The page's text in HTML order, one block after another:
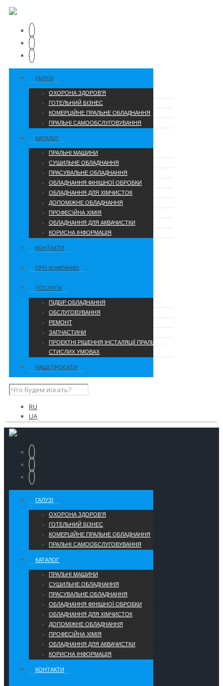
ГАЛУЗІ
ОХОРОНА ЗДОРОВ’Я
ГОТЕЛЬНИЙ БІЗНЕС
КОМЕРЦІЙНЕ ПРАЛЬНЕ ОБЛАДНАННЯ
ПРАЛЬНІ САМООБСЛУГОВУВАННЯ
КАТАЛОГ
ПРАЛЬНІ МАШИНИ
СУШИЛЬНЕ ОБЛАДНАННЯ
ПРАСУВАЛЬНЕ ОБЛАДНАННЯ
ОБЛАДНАННЯ ФІНІШНОЇ ОБРОБКИ
ОБЛАДНАННЯ ДЛЯ ХІМЧИСТОК
ДОПОМІЖНЕ ОБЛАДНАННЯ
ПРОФЕСІЙНА ХІМІЯ
ОБЛАДНАННЯ ДЛЯ АКВАЧИСТКИ
КОРИСНА ІНФОРМАЦІЯ
КОНТАКТИ
ПРО КОМПАНІЮ
ПОСЛУГИ
ПІДБІР ОБЛАДНАННЯ
ОБСЛУГОВУВАННЯ
РЕМОНТ
ЗАПЧАСТИНИ
ПРОЕКТНІ РІШЕННЯ ІНСТАЛЯЦІЇ ПРАЛЬНІ В
СТИСЛИХ УМОВАХ
НАШІ ПРОЄКТИ
RU
UA
ГАЛУЗІ
ОХОРОНА ЗДОРОВ’Я
ГОТЕЛЬНИЙ БІЗНЕС
КОМЕРЦІЙНЕ ПРАЛЬНЕ ОБЛАДНАННЯ
ПРАЛЬНІ САМООБСЛУГОВУВАННЯ
КАТАЛОГ
ПРАЛЬНІ МАШИНИ
СУШИЛЬНЕ ОБЛАДНАННЯ
ПРАСУВАЛЬНЕ ОБЛАДНАННЯ
ОБЛАДНАННЯ ФІНІШНОЇ ОБРОБКИ
ОБЛАДНАННЯ ДЛЯ ХІМЧИСТОК
ДОПОМІЖНЕ ОБЛАДНАННЯ
ПРОФЕСІЙНА ХІМІЯ
ОБЛАДНАННЯ ДЛЯ АКВАЧИСТКИ
КОРИСНА ІНФОРМАЦІЯ
КОНТАКТИ